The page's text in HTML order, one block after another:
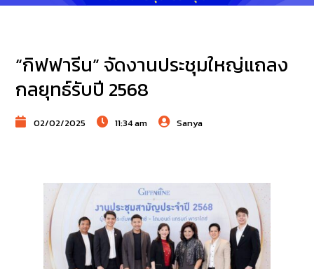
“กิฟฟารีน” จัดงานประชุมใหญ่แถลง
กลยุทธ์รับปี 2568
02/02/2025 11:34 am Sanya